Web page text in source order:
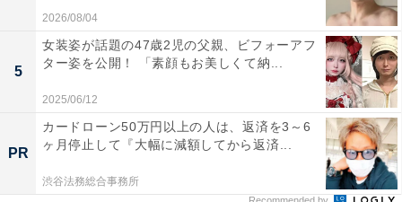
2026/08/04
5
女装姿が話題の47歳2児の父親、ビフォーアフ
ター姿を公開！ 「素顔もお美しくて納...
2025/06/12
PR
カードローン50万円以上の人は、返済を3～6
ヶ月停止して『大幅に減額してから返済...
渋谷法務総合事務所